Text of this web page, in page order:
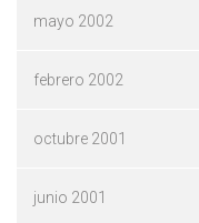
mayo 2002
febrero 2002
octubre 2001
junio 2001